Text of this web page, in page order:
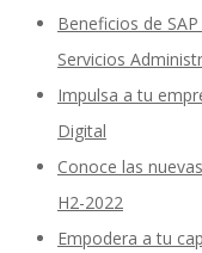
Otros
Beneficios de
Servicios
Impulsa a tu
Digital
Conoce las
H2-2022
Empodera a tu